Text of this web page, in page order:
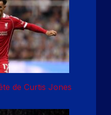
de Curtis Jones